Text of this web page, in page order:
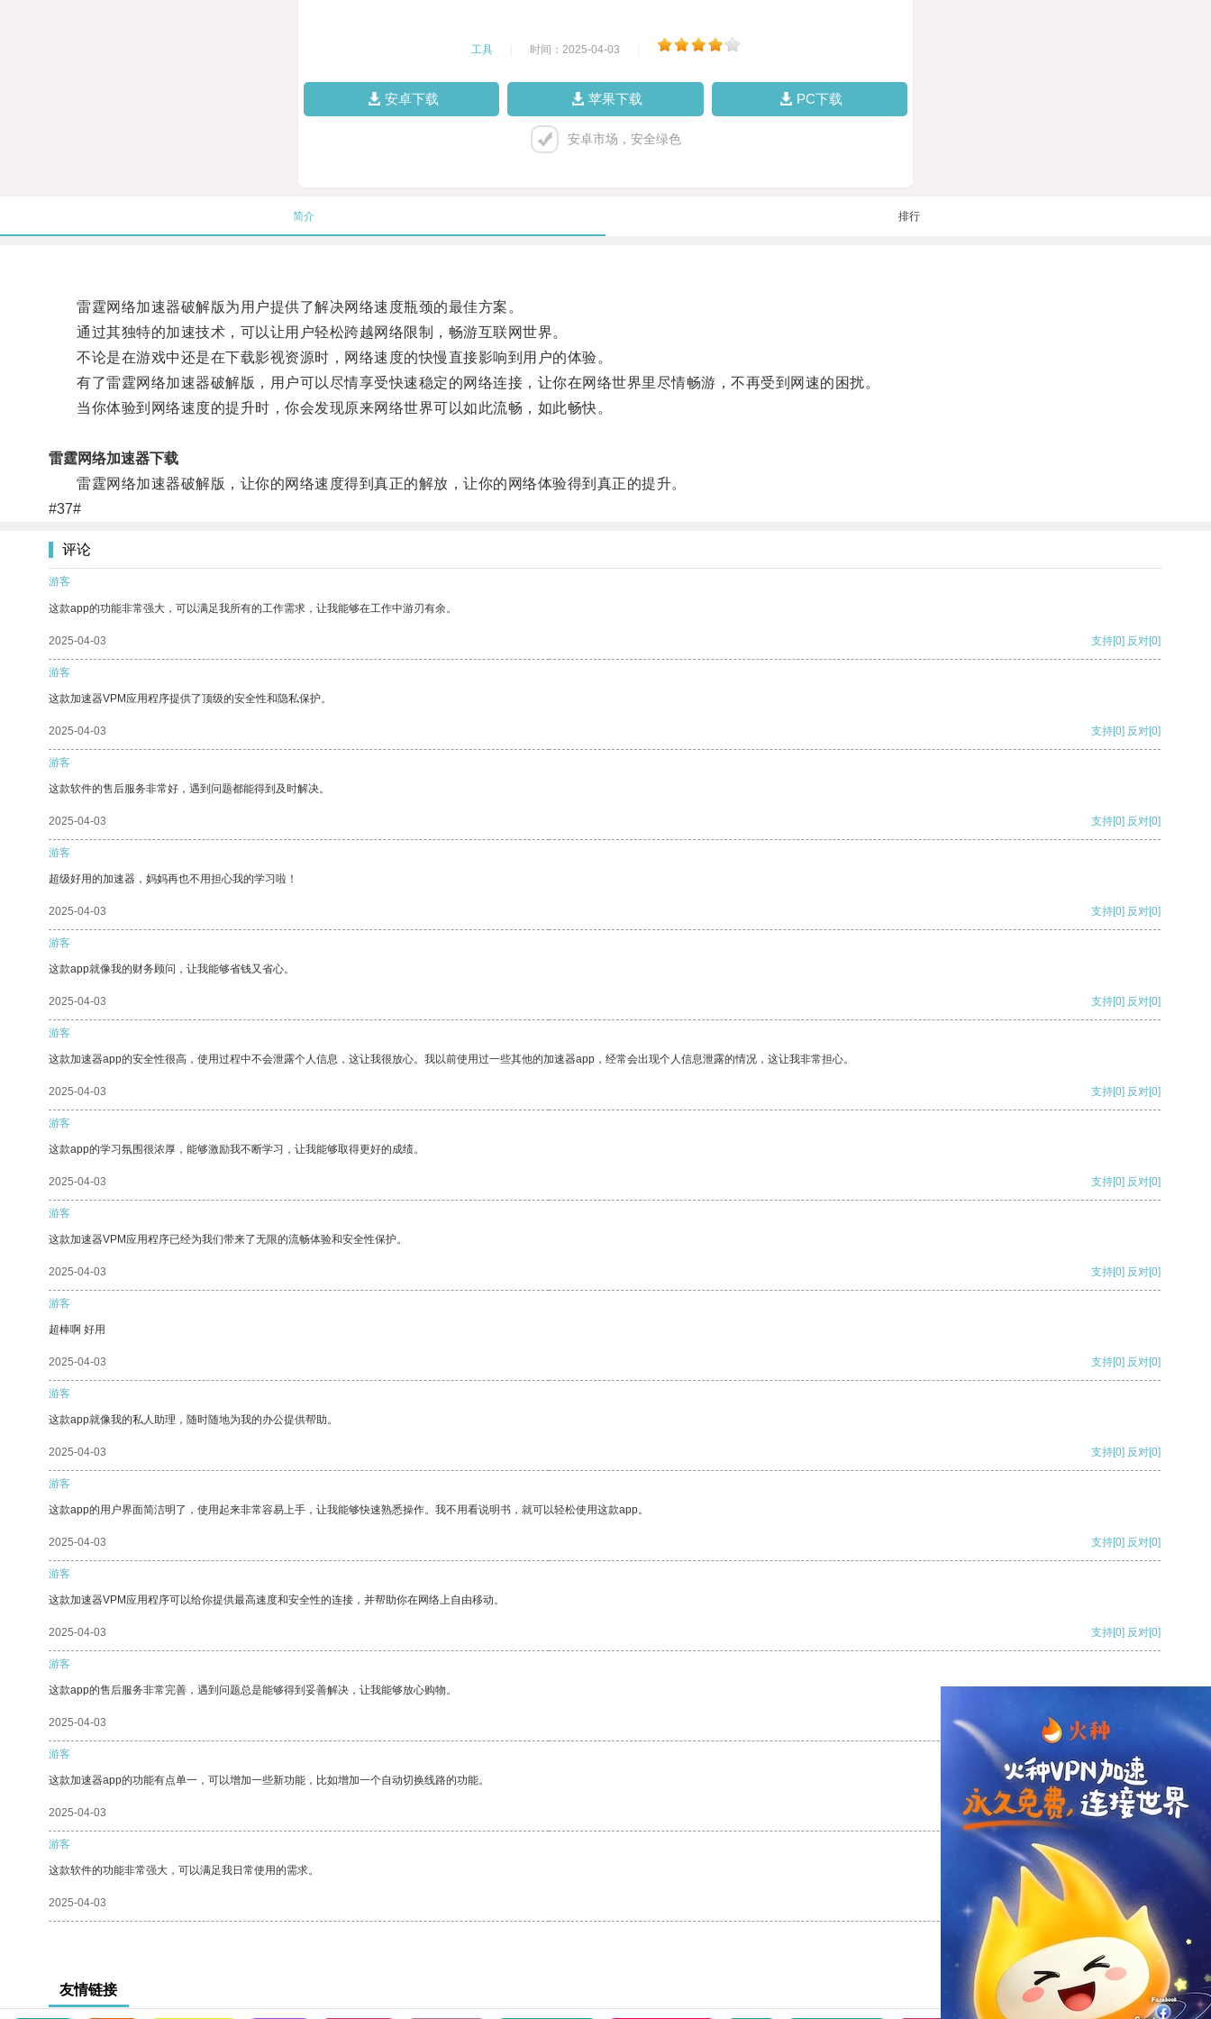
工具 时间：2025-04-03
安卓下载 苹果下载 PC下载
安卓市场，安全绿色
简介 排行
雷霆网络加速器破解版为用户提供了解决网络速度瓶颈的最佳方案。
通过其独特的加速技术，可以让用户轻松跨越网络限制，畅游互联网世界。
不论是在游戏中还是在下载影视资源时，网络速度的快慢直接影响到用户的体验。
有了雷霆网络加速器破解版，用户可以尽情享受快速稳定的网络连接，让你在网络世界里尽情畅游，不再受到网速的困扰。
当你体验到网络速度的提升时，你会发现原来网络世界可以如此流畅，如此畅快。
雷霆网络加速器下载
雷霆网络加速器破解版，让你的网络速度得到真正的解放，让你的网络体验得到真正的提升。
#37#
评论
游客
这款app的功能非常强大，可以满足我所有的工作需求，让我能够在工作中游刃有余。
2025-04-03 支持[0] 反对[0]
游客
这款加速器VPM应用程序提供了顶级的安全性和隐私保护。
2025-04-03 支持[0] 反对[0]
游客
这款软件的售后服务非常好，遇到问题都能得到及时解决。
2025-04-03 支持[0] 反对[0]
游客
超级好用的加速器，妈妈再也不用担心我的学习啦！
2025-04-03 支持[0] 反对[0]
游客
这款app就像我的财务顾问，让我能够省钱又省心。
2025-04-03 支持[0] 反对[0]
游客
这款加速器app的安全性很高，使用过程中不会泄露个人信息，这让我很放心。我以前使用过一些其他的加速器app，经常会出现个人信息泄露的情况，这让我非常担心。
2025-04-03 支持[0] 反对[0]
游客
这款app的学习氛围很浓厚，能够激励我不断学习，让我能够取得更好的成绩。
2025-04-03 支持[0] 反对[0]
游客
这款加速器VPM应用程序已经为我们带来了无限的流畅体验和安全性保护。
2025-04-03 支持[0] 反对[0]
游客
超棒啊 好用
2025-04-03 支持[0] 反对[0]
游客
这款app就像我的私人助理，随时随地为我的办公提供帮助。
2025-04-03 支持[0] 反对[0]
游客
这款app的用户界面简洁明了，使用起来非常容易上手，让我能够快速熟悉操作。我不用看说明书，就可以轻松使用这款app。
2025-04-03 支持[0] 反对[0]
游客
这款加速器VPM应用程序可以给你提供最高速度和安全性的连接，并帮助你在网络上自由移动。
2025-04-03 支持[0] 反对[0]
游客
这款app的售后服务非常完善，遇到问题总是能够得到妥善解决，让我能够放心购物。
2025-04-03 支持
游客
这款加速器app的功能有点单一，可以增加一些新功能，比如增加一个自动切换线路的功能。
2025-04-03 支持[0] 反对[0]
游客
这款软件的功能非常强大，可以满足我日常使用的需求。
2025-04-03 支持[0] 反对[0]
友情链接